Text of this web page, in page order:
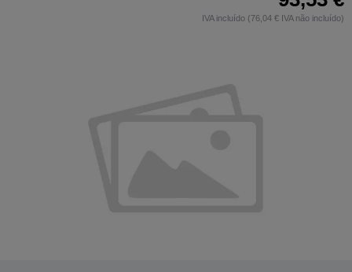
IVA incluído (76,04 € IVA não incluído)